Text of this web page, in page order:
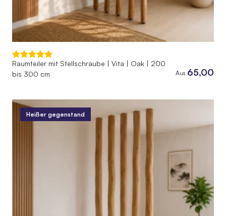
Raumteiler mit Stellschraube | Vita | Oak | 200
bis 300 cm
Aus 65,00
Heißer gegenstand